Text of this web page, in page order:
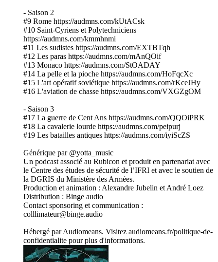
- Saison 2
#9 Rome https://audmns.com/kUtACsk
#10 Saint-Cyriens et Polytechniciens
https://audmns.com/kmmhnmi
#11 Les sudistes https://audmns.com/EXTBTqh
#12 Les paras https://audmns.com/mAnQOif
#13 Monaco https://audmns.com/StOADAY
#14 La pelle et la pioche https://audmns.com/HoFqcXc
#15 L'art opératif soviétique https://audmns.com/rKceJHy
#16 L'aviation de chasse https://audmns.com/VXGZgOM
- Saison 3
#17 La guerre de Cent Ans https://audmns.com/QQOiPRK
#18 La cavalerie lourde https://audmns.com/peipurj
#19 Les batailles antiques https://audmns.com/iyiScZS
Générique par @yotta_music
Un podcast associé au Rubicon et produit en partenariat avec
le Centre des études de sécurité de l’IFRI et avec le soutien de
la DGRIS du Ministère des Armées.
Production et animation : Alexandre Jubelin et André Loez
Distribution : Binge audio
Contact sponsoring et communication :
colllimateur@binge.audio
Hébergé par Audiomeans. Visitez audiomeans.fr/politique-de-
confidentialite pour plus d'informations.